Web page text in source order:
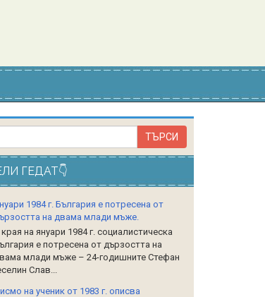
ГЕДАТ👇
1984 г. България е потресена от
на двама млади мъже.
на януари 1984 г. социалистическа
е потресена от дързостта на
млади мъже – 24-годишните Стефан
Слав...
на ученик от 1983 г. описва